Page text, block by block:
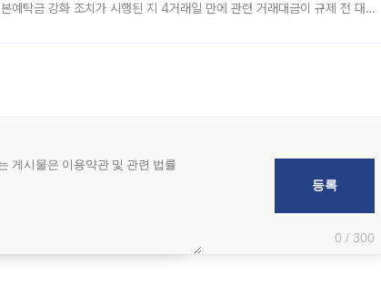
예탁금 강화 조치가 시행된 지 4거래일 만에 관련 거래대금이 규제 전 대비
0 / 300